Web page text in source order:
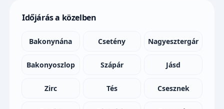
Időjárás a közelben
Bakonynána Csetény Nagyesztergár
Bakonyoszlop Szápár Jásd
Zirc Tés Csesznek